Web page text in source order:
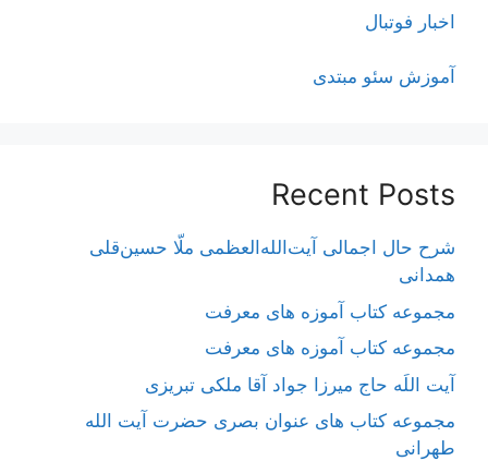
اخبار فوتبال
آموزش سئو مبتدی
Recent Posts
شرح حال اجمالی آیت‌الله‌العظمی ملّا حسین‌قلی
همدانی
مجموعه کتاب آموزه های معرفت
مجموعه کتاب آموزه های معرفت
آیت اللَه حاج میرزا جواد آقا ملکی تبریزی
مجموعه کتاب های عنوان بصری حضرت آیت الله
طهرانی